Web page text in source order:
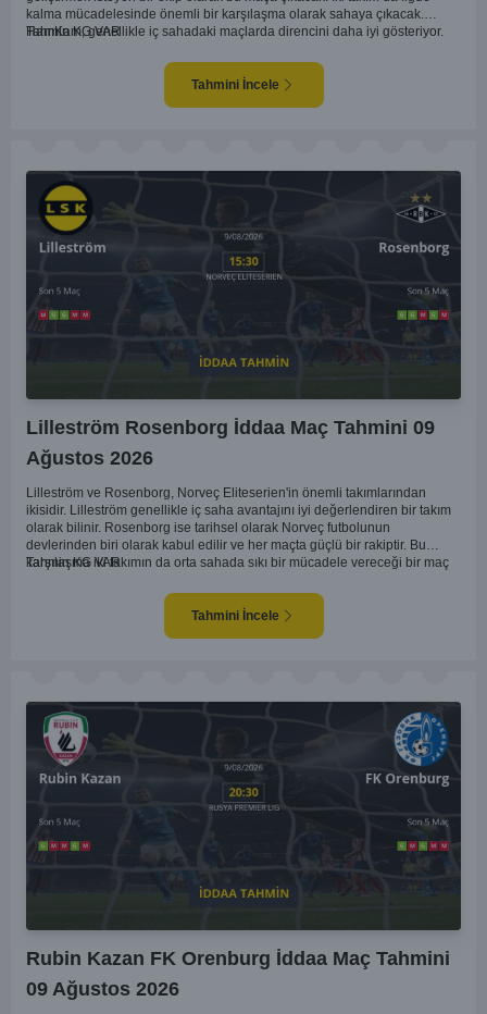
kalma mücadelesinde önemli bir karşılaşma olarak sahaya çıkacak.
HamKam, genellikle iç sahadaki maçlarda direncini daha iyi gösteriyor.
olabilir. Hücum anlamında her iki takım da zaman zaman sıkıntı yaşasa da
gol bulma ihtimalleri yüksek.
Tahmin KG VAR
Tahmini İncele
Lilleström Rosenborg İddaa Maç Tahmini 09
Ağustos 2026
Lilleström ve Rosenborg, Norveç Eliteserien'in önemli takımlarından
ikisidir. Lilleström genellikle iç saha avantajını iyi değerlendiren bir takım
olarak bilinir. Rosenborg ise tarihsel olarak Norveç futbolunun
devlerinden biri olarak kabul edilir ve her maçta güçlü bir rakiptir. Bu
karşılaşma iki takımın da orta sahada sıkı bir mücadele vereceği bir maç
oyunundaki etkisi birlikte düşünüldüğünde, maçın dengede geçmesi
olasıdır. İki takımın da gol atma potansiyeli yüksek olduğu için karşılıklı
Tahmin KG VAR
Tahmini İncele
Rubin Kazan FK Orenburg İddaa Maç Tahmini
09 Ağustos 2026